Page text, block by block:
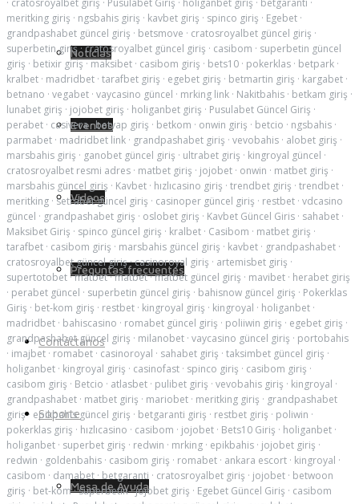
Noticias
Eventos
Videos
Preguntas frecuentes
Contáctanos
Soporte
Mesa de Ayuda
meritking giriş · ngsbahis giriş · kavbet giriş · spinco giriş · Egebet ·
grandpashabet güncel giriş · betsmove · cratosroyalbet güncel giriş ·
superbetin giriş·cratosroyalbet güncel giriş · casibom · superbetin güncel
giriş · betixir giriş·maksibet · casibom giriş · bets10 · pokerklas · betpark ·
kralbet · madridbet · tarafbet giriş · egebet giriş · betmartin giriş · kargabet ·
betnano · vegabet · vaycasino güncel · mrking link · Nakitbahis · betkam giriş ·
lunabet giriş · jojobet giriş · holiganbet giriş · Pusulabet Güncel Giriş ·
perabet · casivera·betyap giriş · betkom · onwin giriş · betcio · ngsbahis ·
parmabet · madridbet link · grandpashabet giriş · vevobahis · alobet giriş ·
marsbahis giriş · ganobet güncel giriş · ultrabet giriş · kingroyal güncel ·
cratosroyalbet resmi adres · matbet giriş · jojobet · onwin · matbet giriş ·
marsbahis güncel giriş · Kavbet · hızlıcasino giriş · trendbet giriş · trendbet ·
meritking · setrabet güncel giriş · casinoper güncel giriş · restbet · vdcasino
güncel · grandpashabet giriş · oslobet giriş · Kavbet Güncel Giris · sahabet ·
Maksibet Giriş · spinco güncel giriş · kralbet · Casibom · matbet giriş ·
tarafbet · casibom giriş · marsbahis güncel giriş · kavbet · grandpashabet ·
cratosroyalbet güncel giriş·casinoroyal giriş · artemisbet giriş ·
supertotobet ·matbet·matbet·matbet güncel giriş · mavibet · herabet giriş
· perabet güncel · superbetin güncel giriş · bahisnow güncel giriş · Pokerklas
Giriş · bet-kom giriş · restbet · kingroyal giriş · kingroyal · holiganbet ·
madridbet · bahiscasino · romabet güncel giriş · poliiwin giriş · egebet giriş ·
grandpashabet güncel giriş · milanobet · vaycasino güncel giriş · portobahis
· imajbet · romabet · casinoroyal · sahabet giriş · taksimbet güncel giriş ·
holiganbet · kingroyal giriş · casinofast · spinco giriş · casibom giriş ·
casibom giriş · Betcio · atlasbet · pulibet giriş · vevobahis giriş · kingroyal ·
grandpashabet · matbet giriş · mariobet · meritking giriş · grandpashabet
giriş· epikbahis güncel giriş · betgaranti giriş · restbet giriş · poliwin ·
pokerklas giriş · hızlıcasino · casibom · jojobet · Bets10 Giriş · holiganbet ·
holiganbet · superbet giriş · redwin · mrking · epikbahis · jojobet giriş ·
redwin · goldenbahis · casibom giriş · romabet · ankara escort · kingroyal ·
casibom · damabet · betgaranti · cratosroyalbet giriş · jojobet · betwoon
giriş · bet-kom·superbetin·jojobet giriş · Egebet Güncel Giriş · casibom